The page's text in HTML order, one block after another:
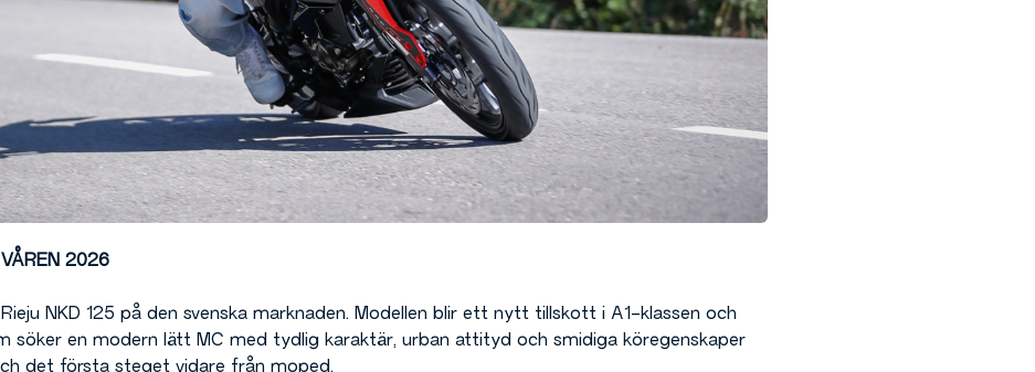
2026
NKD 125 på den svenska marknaden. Modellen blir ett nytt tillskott i A1-klassen och
söker en modern lätt MC med tydlig karaktär, urban attityd och smidiga köregenskaper
det första steget vidare från moped.